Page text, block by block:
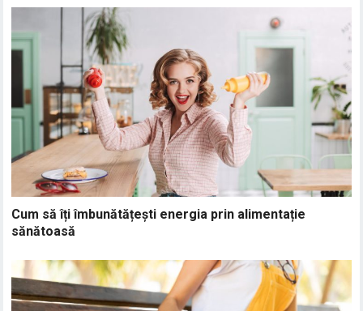
Cum să îți îmbunătățești energia prin alimentație
sănătoasă